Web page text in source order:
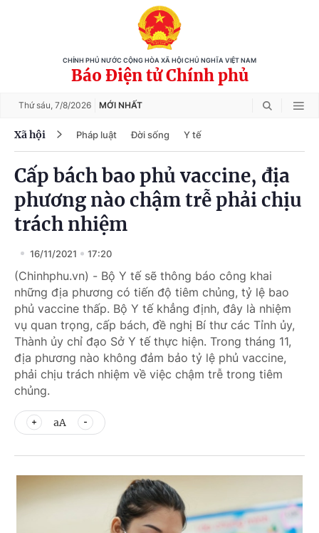
CHÍNH PHỦ NƯỚC CỘNG HÒA XÃ HỘI CHỦ NGHĨA VIỆT NAM
Báo Điện tử Chính phủ
Thứ sáu, 7/8/2026 MỚI NHẤT
Xã hội Pháp luật Đời sống Y tế
Cấp bách bao phủ vaccine, địa
phương nào chậm trễ phải chịu
trách nhiệm
16/11/2021 17:20
(Chinhphu.vn) - Bộ Y tế sẽ thông báo công khai
những địa phương có tiến độ tiêm chủng, tỷ lệ bao
phủ vaccine thấp. Bộ Y tế khẳng định, đây là nhiệm
vụ quan trọng, cấp bách, đề nghị Bí thư các Tỉnh ủy,
Thành ủy chỉ đạo Sở Y tế thực hiện. Trong tháng 11,
địa phương nào không đảm bảo tỷ lệ phủ vaccine,
phải chịu trách nhiệm về việc chậm trễ trong tiêm
chủng.
aA